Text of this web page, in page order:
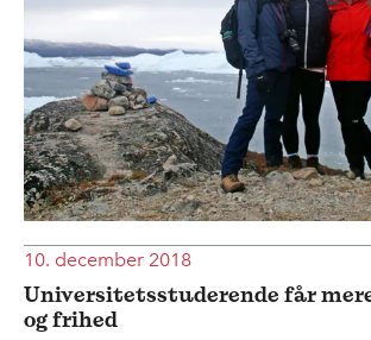
10. december 2018
Universitetsstuderende får
og frihed